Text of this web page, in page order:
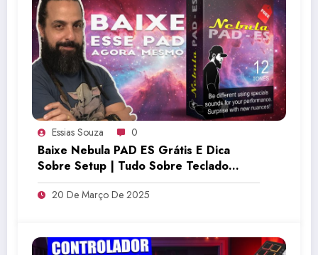
Essias Souza 0
Baixe Nebula PAD ES Grátis E Dica
Sobre Setup | Tudo Sobre Teclado
Musical
20 De Março De 2025